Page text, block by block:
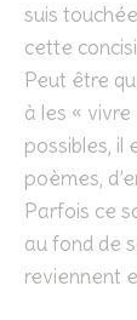
suis
cette
Peut être
à les «
possibles, il
poèmes,
Parfois ce
au fond de
reviennent